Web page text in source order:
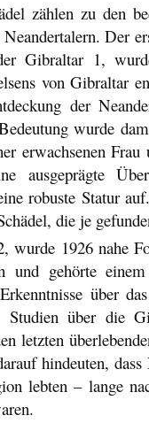
zählen zu den
Der
Gibraltar 1,
von Gibraltar
der
wurde
erwachsenen Frau
ausgeprägte
robuste Statur
die je
wurde 1926 nahe
und gehörte
über
über die
letzten
hindeuten,
lebten – lange